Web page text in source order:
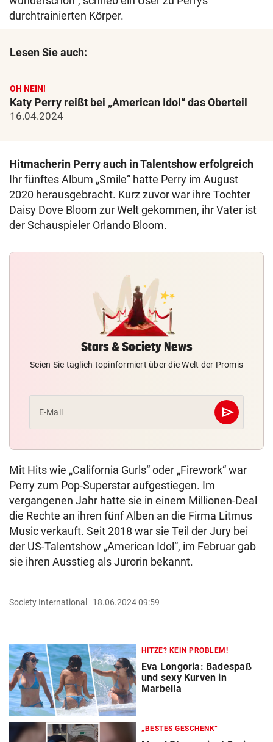
durchtrainierten Körper.
Lesen Sie auch:
OH NEIN!
Katy Perry reißt bei „American Idol“ das Oberteil
16.04.2024
Hitmacherin Perry auch in Talentshow erfolgreich
Ihr fünftes Album „Smile“ hatte Perry im August
2020 herausgebracht. Kurz zuvor war ihre Tochter
Daisy Dove Bloom zur Welt gekommen, ihr Vater ist
der Schauspieler Orlando Bloom.
Stars & Society News
Seien Sie täglich topinformiert über die Welt der Promis
E-Mail send
Abschicken
Mit Hits wie „California Gurls“ oder „Firework“ war
Perry zum Pop-Superstar aufgestiegen. Im
vergangenen Jahr hatte sie in einem Millionen-Deal
die Rechte an ihren fünf Alben an die Firma Litmus
Music verkauft. Seit 2018 war sie Teil der Jury bei
der US-Talentshow „American Idol“, im Februar gab
sie ihren Ausstieg als Jurorin bekannt.
Society International 18.06.2024 09:59
HITZE? KEIN PROBLEM!
Eva Longoria: Badespaß
und sexy Kurven in
Marbella
„BESTES GESCHENK“